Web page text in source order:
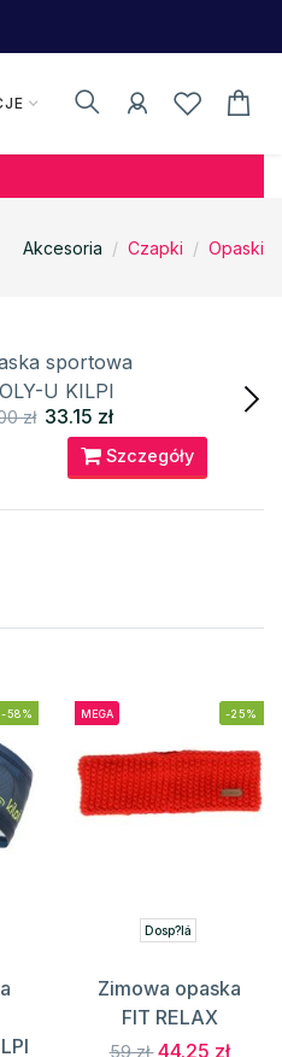
Akcesoria Czapki Opaski
sportowa
U KILPI
zł 33.15 zł
Szczegóły
-58% MEGA -25%
Dosp?lá
Zimowa opaska
FIT RELAX
59 zł44.25 zł